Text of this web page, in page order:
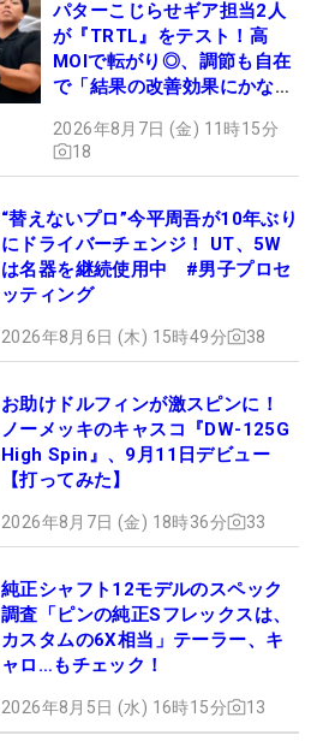
パターこじらせギア担当2人
が『TRTL』をテスト！高
MOIで転がり◎、調節も自在
で「結果の改善効果にかなり
2026年8月7日 (金) 11時15分
18
“替えないプロ”今平周吾が10年ぶり
にドライバーチェンジ！ UT、5W
は名器を継続使用中 #男子プロセ
ッティング
2026年8月6日 (木) 15時49分 38
お助けドルフィンが激スピンに！
ノーメッキのキャスコ『DW-125G
High Spin』、9月11日デビュー
【打ってみた】
2026年8月7日 (金) 18時36分 33
純正シャフト12モデルのスペック
調査「ピンの純正Sフレックスは、
カスタムの6X相当」テーラー、キ
ャロ…もチェック！
2026年8月5日 (水) 16時15分 13